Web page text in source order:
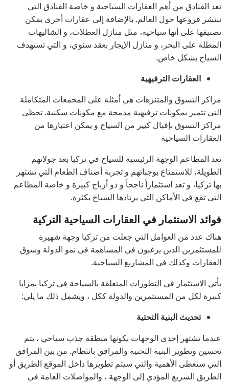
تعد الفنادق من أهم العقارات السياحية و خاصة الفنادق التي
تنتشر فروعها حول العالم. بالإضافة إلى عقارات أخرى يمكن
تصنيفها على أنها سياحية، مثل منازل العطلات، و الشاليهات
المطلة على البحر، و منازل الإيجار بعقد سنوي، و التي تستهدف
السياح بشكل خاص.
العقارات الترفيهية
مراكز التسوق والمتنزهات هي أمثلة على المجمعات المتكاملة
التي تتميز بمكونات ترفيهية مدمجة مع مكونات سكنية. تحظى
مراكز التسوق بإقبال كبير من السياح و يمكن اعتبارها من
العقارات السياحية
تعد المطاعم الوجهة الرئيسية للسياح في تركيا بعد جولاتهم
الطويلة، للاستمتاع بوجباتهم و تجربة أصناف الطعام التي تشتهر
بها تركيا، و تعد استثماراً ناجحاً و ذو أرباح كبيرة و خاصة المطاعم
التي تقع في الأماكن التي يرتادها السياح بكثرة.
فوائد الاستثمار في العقارات السياحية التركية
هناك عدد من العوامل التي جعلت من تركيا وجهة شهيرة
للمستثمرين الذين يرغبون في المساهمة في نمو الدولة وسوق
العقارات وكذلك في المشاريع السياحية.
يأتي الاستثمار في التطورات المتعلقة بالسياحة في تركيا بمزايا
كبيرة لكل من المستثمرين والدولة ككل ، ويشمل ذلك ما يلي:
تحديث البنية التحتية
عندما تشتهر إحدى الوجهات بكونها منطقة جذب سياحي ، يتم
تحسين وتطوير البنية التحتية والمرافق بانتظام. من بين المرافق
التي ستعطى الأهمية والتي سيتم تطويرها داخل الموقع الطريق أو
الطريق السريع المؤدي إلى الوجهة ، والمواصلات العامة في